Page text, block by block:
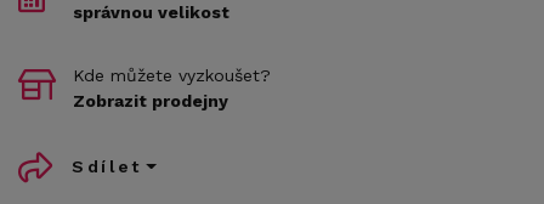
správnou velikost
Kde můžete vyzkoušet?
Zobrazit prodejny
Sdílet